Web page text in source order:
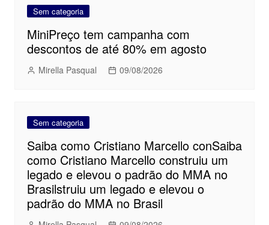
Sem categoria
MiniPreço tem campanha com
descontos de até 80% em agosto
Mirella Pasqual 09/08/2026
Sem categoria
Saiba como Cristiano Marcello conSaiba
como Cristiano Marcello construiu um
legado e elevou o padrão do MMA no
Brasilstruiu um legado e elevou o
padrão do MMA no Brasil